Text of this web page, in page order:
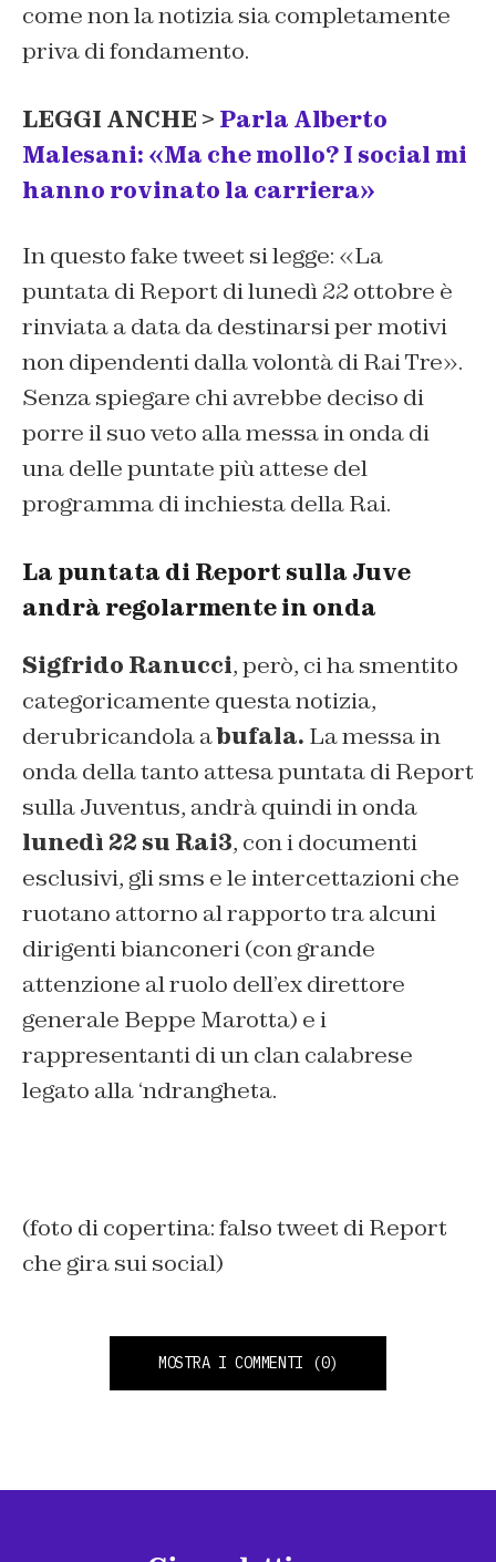
come non la notizia sia completamente
priva di fondamento.
LEGGI ANCHE > Parla Alberto
Malesani: «Ma che mollo? I social mi
hanno rovinato la carriera»
In questo fake tweet si legge: «La
puntata di Report di lunedì 22 ottobre è
rinviata a data da destinarsi per motivi
non dipendenti dalla volontà di Rai Tre».
Senza spiegare chi avrebbe deciso di
porre il suo veto alla messa in onda di
una delle puntate più attese del
programma di inchiesta della Rai.
La puntata di Report sulla Juve
andrà regolarmente in onda
Sigfrido Ranucci, però, ci ha smentito
categoricamente questa notizia,
derubricandola abufala. La messa in
onda della tanto attesa puntata di Report
sulla Juventus, andrà quindi in onda
lunedì 22 su Rai3, con i documenti
esclusivi, gli sms e le intercettazioni che
ruotano attorno al rapporto tra alcuni
dirigenti bianconeri (con grande
attenzione al ruolo dell’ex direttore
generale Beppe Marotta) e i
rappresentanti di un clan calabrese
legato alla ‘ndrangheta.
(foto di copertina: falso tweet di Report
che gira sui social)
MOSTRA I COMMENTI (0)